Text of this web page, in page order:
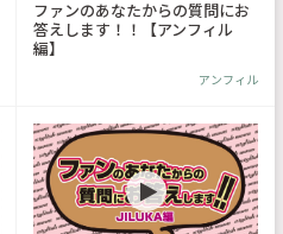
ファンのあなたからの質問にお
答えします！！【アンフィル
編】
アンフィル